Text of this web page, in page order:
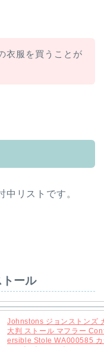
衣服を買うことが
リストです。
ール
Johnstons ジョンストンズ
大判 ストール マフラー
ersible Stole WA000585 カ